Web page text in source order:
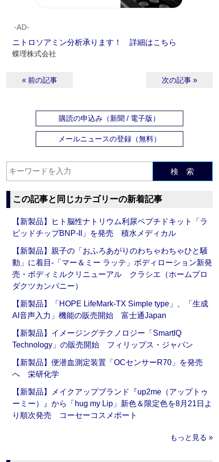
‐AD‐
ニトロソアミン分析承ります！ 詳細はこちら
蝶理株式会社
« 前の記事 次の記事 »
購読の申込み（新聞 / 電子版）
メールニュースの登録（無料）
検 索
この記事と同じカテゴリーの新着記事
【新製品】ヒト脳性ナトリウム利尿ペプチドキット「ラ
ピッドチップBNP-II」を発売 積水メディカル
【新製品】親子の「おふろあがりのわちゃわちゃひと騒
動」に着目‐「マー＆ミー ラッテ」ボディローション新発
売・ボディミルクリニューアル クラシエ（ホームプロ
ダクツカンパニー）
【新製品】「HOPE LifeMark-TX Simple type」、「生成
AI音声入力」機能の販売開始 富士通Japan
【新製品】イメージングテクノロジー「SmartIQ
Technology」の販売開始 フィリップス・ジャパン
【新製品】便潜血測定装置「OCセンサーR70」を発売
へ 栄研化学
【新製品】メイクアップブランド『up2me（アップトゥ
ーミー）』から「hug my Lip」新色＆限定色を8月21日よ
り順次発売 コーセーコスメポート
もっと見る »